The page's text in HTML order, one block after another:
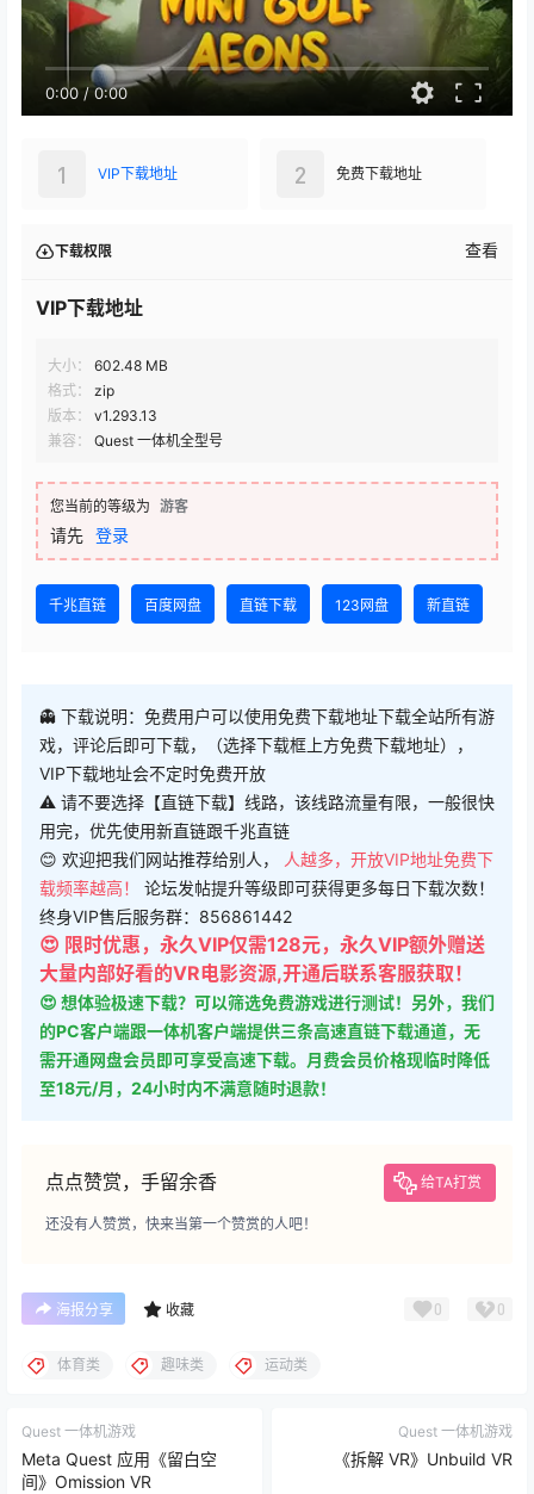
0:00/0:00
VIP下载地址
1 免费下载地址
2
下载权限 查看
VIP下载地址
大小：
602.48 MB
格式：
zip
版本：
v1.293.13
兼容：
Quest 一体机全型号
您当前的等级为 游客
请先 登录
千兆直链 百度网盘 直链下载 123网盘 新直链
👻 下载说明：免费用户可以使用免费下载地址下载全站所有游
戏，评论后即可下载，（选择下载框上方免费下载地址），
VIP下载地址会不定时免费开放
⚠ 请不要选择【直链下载】线路，该线路流量有限，一般很快
用完，优先使用新直链跟千兆直链
😊 欢迎把我们网站推荐给别人，
人越多，开放VIP地址免费下
载频率越高！ 论坛发帖提升等级即可获得更多每日下载次数！
终身VIP售后服务群：856861442
😍 限时优惠，永久VIP仅需128元，永久VIP额外赠送
大量内部好看的VR电影资源,开通后联系客服获取！
😍 想体验极速下载？可以筛选免费游戏进行测试！另外，我们
的PC客户端跟一体机客户端提供三条高速直链下载通道，无
需开通网盘会员即可享受高速下载。月费会员价格现临时降低
至18元/月，24小时内不满意随时退款！
点点赞赏，手留余香 给TA打赏
还没有人赞赏，快来当第一个赞赏的人吧！
海报分享 收藏 0 0
体育类 趣味类 运动类
Quest 一体机游戏
Meta Quest 应用《留白空
间》Omission VR
Quest 一体机游戏
《拆解 VR》Unbuild VR